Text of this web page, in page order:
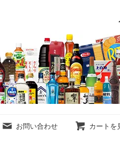
お問い合わせ カートを